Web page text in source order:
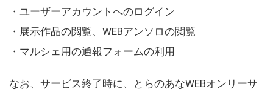
・ユーザーアカウントへのログイン
・展示作品の閲覧、WEBアンソロの閲覧
・マルシェ用の通報フォームの利用
なお、サービス終了時に、とらのあなWEBオンリーサ